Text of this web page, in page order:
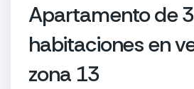
Apartamento de 3
habitaciones en
zona 13